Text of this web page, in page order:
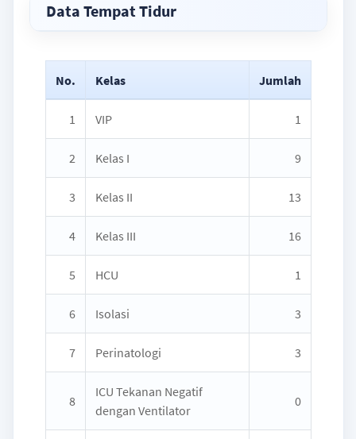
Data Tempat Tidur
No. Kelas Jumlah
1 VIP 1
2 Kelas I 9
3 Kelas II 13
4 Kelas III 16
5 HCU 1
6 Isolasi 3
7 Perinatologi 3
8
ICU Tekanan Negatif
dengan Ventilator
0